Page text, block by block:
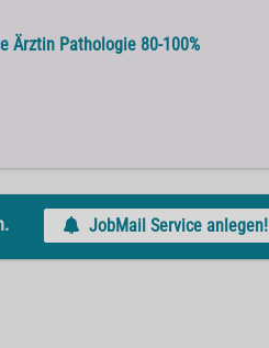
Ärztin Pathologie 80-100%
JobMail Service anlegen!